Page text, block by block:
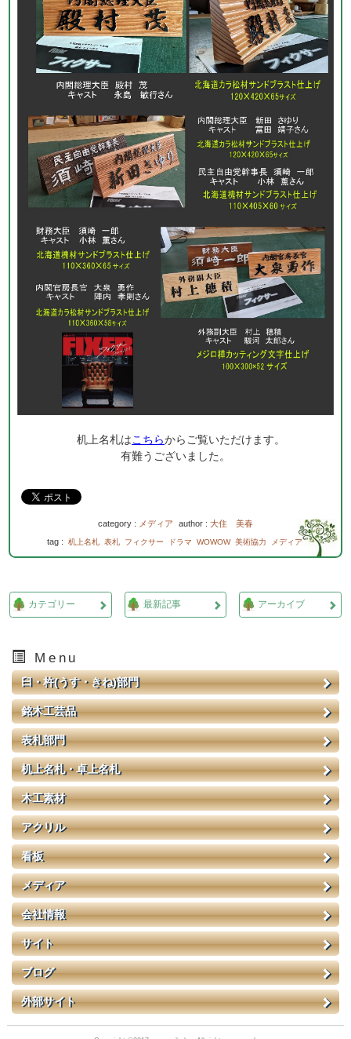
机上名札はこちらからご覧いただけます。
有難うございました。
category : メディア author :大住 美春
tag : 机上名札 表札 フィクサー ドラマ WOWOW 美術協力 メディア
カテゴリー 最新記事 アーカイブ
Menu
臼・杵(うす・きね)部門
銘木工芸品
表札部門
机上名札・卓上名札
木工素材
アクリル
看板
メディア
会社情報
サイト
ブログ
外部サイト